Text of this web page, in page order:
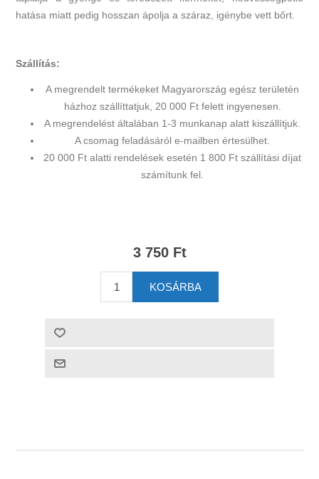
hatása miatt pedig hosszan ápolja a száraz, igénybe vett bőrt.
Szállítás:
A megrendelt termékeket Magyarország egész területén
házhoz szállíttatjuk, 20 000 Ft felett ingyenesen.
A megrendelést általában 1-3 munkanap alatt kiszállítjuk.
A csomag feladásáról e-mailben értesülhet.
20 000 Ft alatti rendelések esetén 1 800 Ft szállítási díjat
számítunk fel.
3 750 Ft